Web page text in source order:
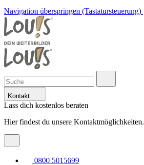
Navigation überspringen (Tastatursteuerung)
Kontakt
Lass dich kostenlos beraten
Hier findest du unsere Kontaktmöglichkeiten.
0800 5015699